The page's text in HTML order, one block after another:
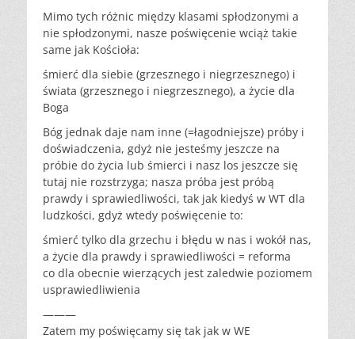
Mimo tych różnic między klasami spłodzonymi a
nie spłodzonymi, nasze poświęcenie wciąż takie
same jak Kościoła:
śmierć dla siebie (grzesznego i niegrzesznego) i
świata (grzesznego i niegrzesznego), a życie dla
Boga
Bóg jednak daje nam inne (=łagodniejsze) próby i
doświadczenia, gdyż nie jesteśmy jeszcze na
próbie do życia lub śmierci i nasz los jeszcze się
tutaj nie rozstrzyga; nasza próba jest próbą
prawdy i sprawiedliwości, tak jak kiedyś w WT dla
ludzkości, gdyż wtedy poświęcenie to:
śmierć tylko dla grzechu i błędu w nas i wokół nas,
a życie dla prawdy i sprawiedliwości = reforma
co dla obecnie wierzących jest zaledwie poziomem
usprawiedliwienia
———
Zatem my poświęcamy się tak jak w WE